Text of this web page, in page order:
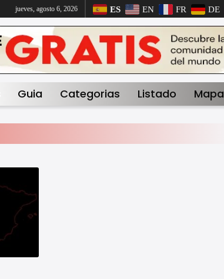
jueves, agosto 6, 2026 ES EN FR DE
Guia Categorias Listado Mapa